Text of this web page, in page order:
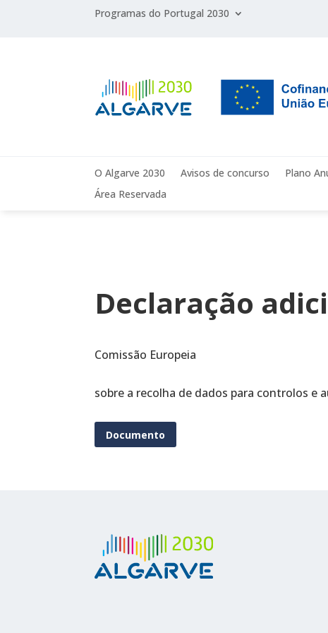
Programas do Portugal 2030
O Algarve 2030 Avisos de concurso Plano
Área Reservada
Declaração
Comissão Europeia
sobre a recolha de dados para controlos e
Documento